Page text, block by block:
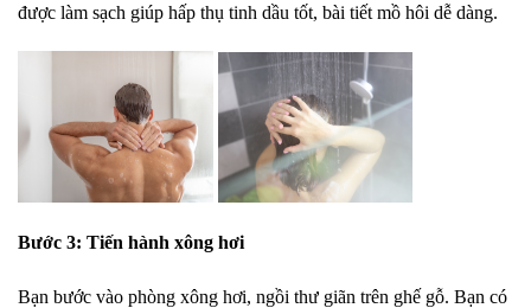
được làm sạch giúp hấp thụ tinh dầu tốt, bài tiết mồ hôi dễ dàng.
Bước 3: Tiến hành xông hơi
Bạn bước vào phòng xông hơi, ngồi thư giãn trên ghế gỗ. Bạn có